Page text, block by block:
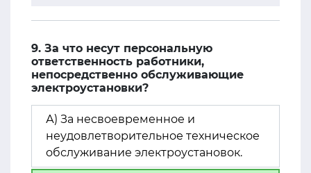
9. За что несут персональную
ответственность работники,
непосредственно обслуживающие
электроустановки?
А) За несвоевременное и
неудовлетворительное техническое
обслуживание электроустановок.